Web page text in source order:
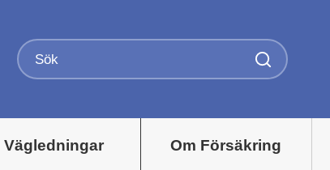
Vägledningar Om Försäkring